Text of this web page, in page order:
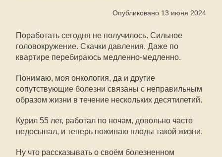
Опубликовано 13 июня 2024
Поработать сегодня не получилось. Сильное
головокружение. Скачки давления. Даже по
квартире перебираюсь медленно-медленно.
Понимаю, моя онкология, да и другие
сопутствующие болезни связаны с неправильным
образом жизни в течение нескольких десятилетий.
Курил 55 лет, работал по ночам, довольно часто
недосыпал, и теперь пожинаю плоды такой жизни.
Ну что рассказывать о своём болезненном